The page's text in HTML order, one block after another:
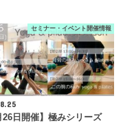
セミナー・イベント開催情報
26日開催】極みシリーズ